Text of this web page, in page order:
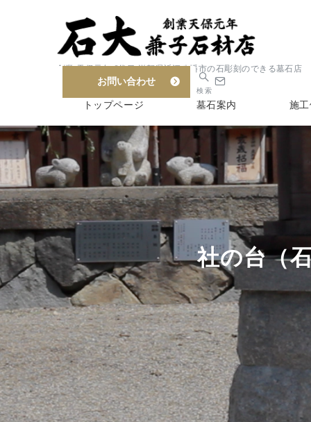
創業 天保元年 6代目 滋賀県近江八幡市の石彫刻のできる墓石店
お問い合わせ
検索
トップページ 墓石案内 施
社の台（